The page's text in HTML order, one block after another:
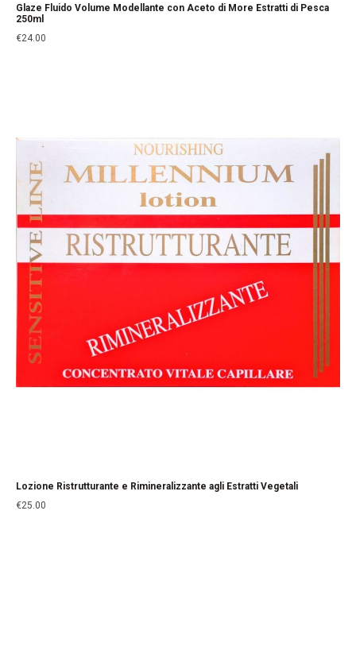
Glaze Fluido Volume Modellante con Aceto di More Estratti di Pesca
250ml
€24.00
Lozione Ristrutturante e Rimineralizzante agli Estratti Vegetali
€25.00